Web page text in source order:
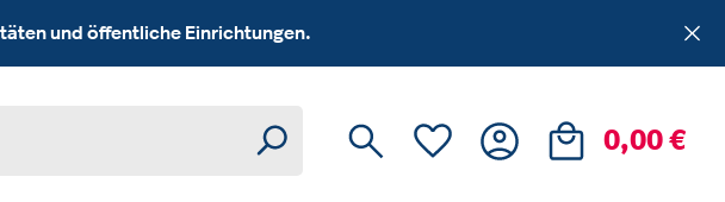
und öffentliche Einrichtungen.
Du hast 0 Produkte auf dem
0,00 €